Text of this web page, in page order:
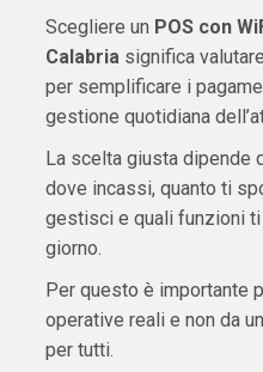
Scegliere un POS con
Calabriasignifica
per semplificare i
gestione quotidiana
La scelta giusta dipende
dove incassi, quanto ti
gestisci e quali funzioni
giorno.
Per questo è importante
operative reali e non da
per tutti.